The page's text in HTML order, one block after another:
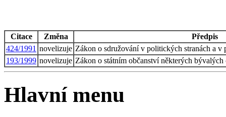
Citace Změna
Předpis
424/1991 novelizuje Zákon o sdružování v politických stranách a
193/1999 novelizuje Zákon o státním občanství některých
Hlavní menu